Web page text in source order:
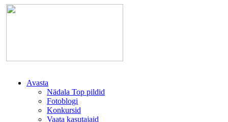
Avasta
Nädala Top pildid
Fotoblogi
Konkursid
Vaata kasutajaid